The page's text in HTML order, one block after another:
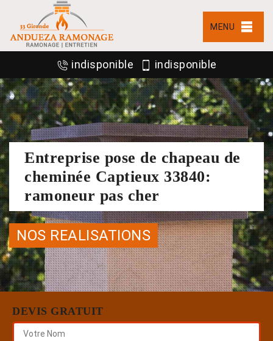
MENU
indisponible indisponible
Entreprise pose de chapeau de
cheminée Captieux 33840:
ramoneur pas cher
NOS REALISATIONS
DEVIS GRATUIT